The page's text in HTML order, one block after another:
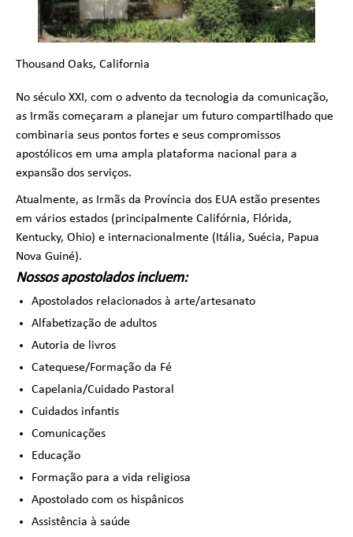
No século XXI, com o advento da tecnologia da comunicação,
as Irmãs começaram a planejar um futuro compartilhado que
combinaria seus pontos fortes e seus compromissos
apostólicos em uma ampla plataforma nacional para a
expansão dos serviços.
Atualmente, as Irmãs da Província dos EUA estão presentes
em vários estados (principalmente Califórnia, Flórida,
Kentucky, Ohio) e internacionalmente (Itália, Suécia, Papua
Nova Guiné).
Thousand Oaks, California
Nossos apostolados incluem:
Apostolados relacionados à arte/artesanato
Alfabetização de adultos
Autoria de livros
Catequese/Formação da Fé
Capelania/Cuidado Pastoral
Cuidados infantis
Comunicações
Educação
Formação para a vida religiosa
Apostolado com os hispânicos
Assistência à saúde